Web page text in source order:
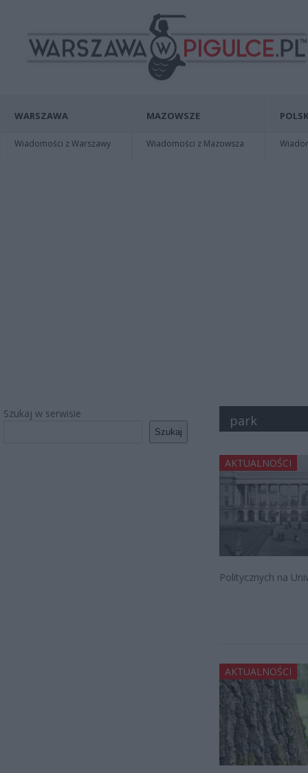
WARSZAWA
Wiadomości z Warszawy
MAZOWSZE
Wiadomości z Mazowsza
Szukaj w serwisie
Szukaj
park
AKTUALNOŚCI
Politycznych na
AKTUALNOŚCI